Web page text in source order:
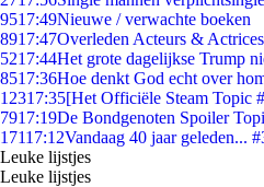
9517:49Nieuwe / verwachte boeken
8917:47Overleden Acteurs &
5217:44Het grote dagelijkse Trump
8517:36Hoe denkt God echt over
12317:35[Het Officiële Steam Topic
7917:19De Bondgenoten Spoiler
17117:12Vandaag 40 jaar geleden...
Leuke lijstjes
Leuke lijstjes